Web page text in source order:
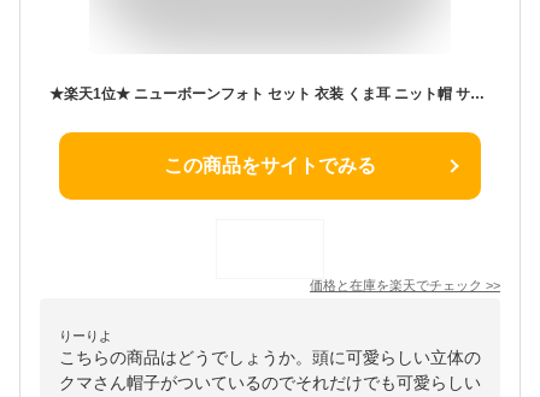
★楽天1位★ ニューボーンフォト セット 衣装 くま耳 ニット帽 サロペット セット 月齢フォト 寝相アート フォト グッズ 男の子 女の子 ベビー ニューボンフォト 簡単 セルフ撮影 くま 耳 新生児 赤ちゃん 出産祝い アニマル
この商品をサイトでみる
価格と在庫を楽天でチェック >>
りーりよ
こちらの商品はどうでしょうか。頭に可愛らしい立体の
クマさん帽子がついているのでそれだけでも可愛らしい